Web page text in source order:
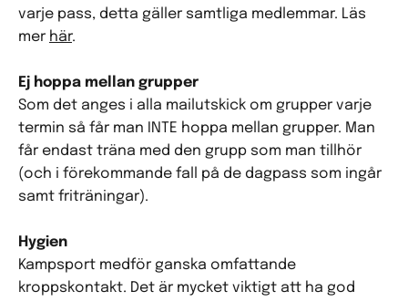
varje pass, detta gäller samtliga medlemmar. Läs
mer här.
Ej hoppa mellan grupper
Som det anges i alla mailutskick om grupper varje
termin så får man INTE hoppa mellan grupper. Man
får endast träna med den grupp som man tillhör
(och i förekommande fall på de dagpass som ingår
samt friträningar).
Hygien
Kampsport medför ganska omfattande
kroppskontakt. Det är mycket viktigt att ha god